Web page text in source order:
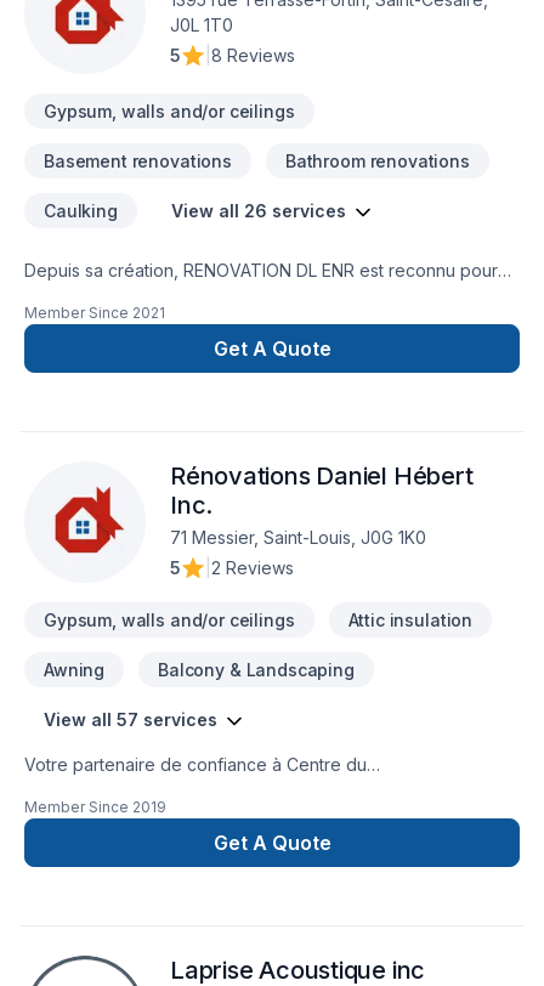
J0L 1T0
5
8 Reviews
Gypsum, walls and/or ceilings
Basement renovations Bathroom renovations
Caulking View all 26 services
Depuis sa création, RENOVATION DL ENR est reconnu pour
Cuisine, Démolition, Gouttières, Gypse, Insonorisation,
Isolation sous-sol,Isolation mur, Patio, Peinture, Peinture
extérieur, Plancher, Revêtement extérieur, Salle de bain,
exigences, vos délais et votre vision. Confiez votre projet à
une équipe qui a à cœur votre satisfaction.
Member Since 2021
Get A Quote
Rénovations Daniel Hébert
Inc.
71 Messier, Saint-Louis, J0G 1K0
5
2 Reviews
Gypsum, walls and/or ceilings Attic insulation
Awning Balcony & Landscaping
View all 57 services
Votre partenaire de confiance à Centre du
Inc., spécialiste de Adaptation dom., Agrandissement, Après-
sinistre, Balcon, Balcon de bois, Calfeutrage, Carrelage,
Charpentier, Commercial, Cuisine, Démolition, Drain français,
Rénovation générale, Revêtement extérieur, Salle de bain,
Member Since 2019
Get A Quote
Laprise Acoustique inc